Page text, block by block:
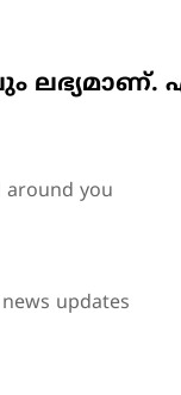
ലഭ്യമാണ്.
you
updates